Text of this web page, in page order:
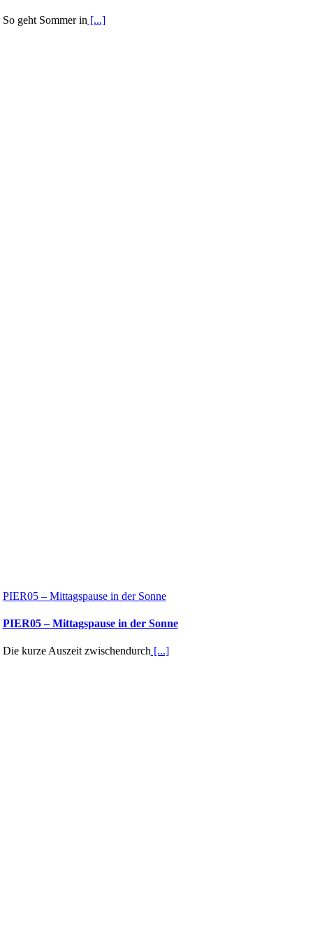
So geht Sommer in [...]
PIER05 – Mittagspause in der Sonne
PIER05 – Mittagspause in der Sonne
Die kurze Auszeit zwischendurch [...]